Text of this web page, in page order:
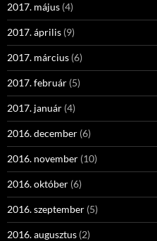
2017. május (4)
2017. április (9)
2017. március (6)
2017. február (5)
2017. január (4)
2016. december (6)
2016. november (10)
2016. október (6)
2016. szeptember (5)
2016. augusztus (2)